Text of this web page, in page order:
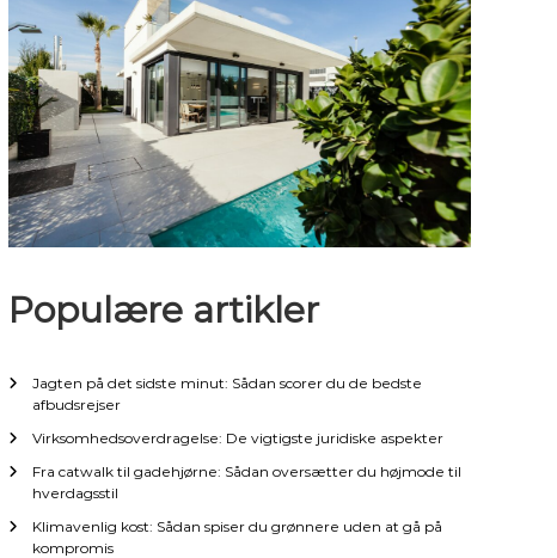
Populære artikler
Jagten på det sidste minut: Sådan scorer du de bedste
afbudsrejser
Virksomhedsoverdragelse: De vigtigste juridiske aspekter
Fra catwalk til gadehjørne: Sådan oversætter du højmode til
hverdagsstil
Klimavenlig kost: Sådan spiser du grønnere uden at gå på
kompromis